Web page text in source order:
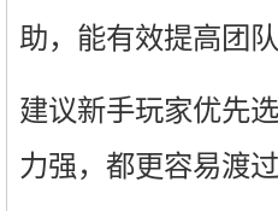
助，能有效提高团
建议新手玩家优先
力强，都更容易渡过